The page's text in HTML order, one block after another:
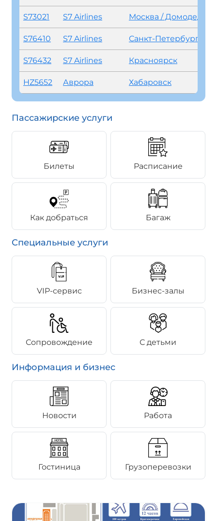
S73021 S7 Airlines
S76410 S7 Airlines
S76432 S7 Airlines Красноярск
HZ5652 Аврора Хабаровск
Пассажирские услуги
Билеты Расписание
Как добраться Багаж
Специальные услуги
VIP-сервис Бизнес-залы
Сопровождение С детьми
Информация и бизнес
Новости Работа
Гостиница Грузоперевозки